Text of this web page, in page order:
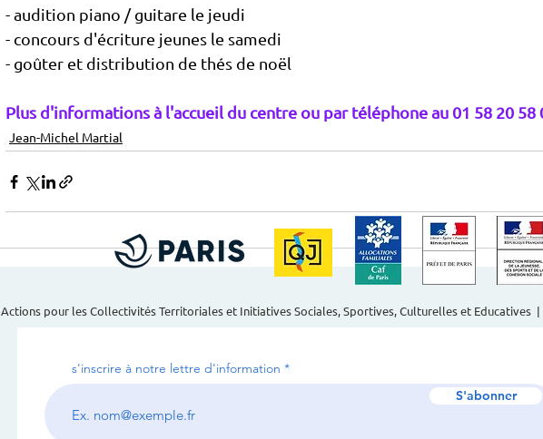
- audition piano / guitare le jeudi
- concours d'écriture jeunes le samedi
- goûter et distribution de thés de noël
Plus d'informations à l'accueil du centre ou par téléphone au 01 58 20 58
Jean-Michel Martial
Actions pour les Collectivités Territoriales et Initiatives Sociales, Sportives, Culturelles et Educatives
s'inscrire à notre lettre d'information
S'abonner